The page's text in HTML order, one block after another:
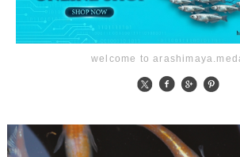
welcome to